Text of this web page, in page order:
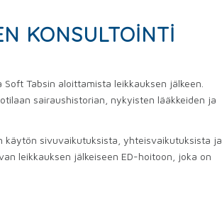
KONSULTOINTI
Tabsin aloittamista leikkauksen jälkeen.
sairaushistorian, nykyisten lääkkeiden ja
käytön sivuvaikutuksista, yhteisvaikutuksista ja
leikkauksen jälkeiseen ED-hoitoon, joka on